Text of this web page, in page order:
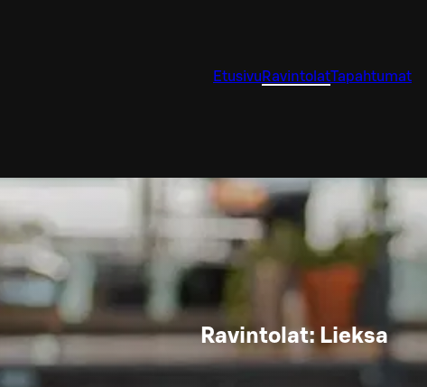
Etusivu RavintolatTapahtumat
Ravintolat: Lieksa